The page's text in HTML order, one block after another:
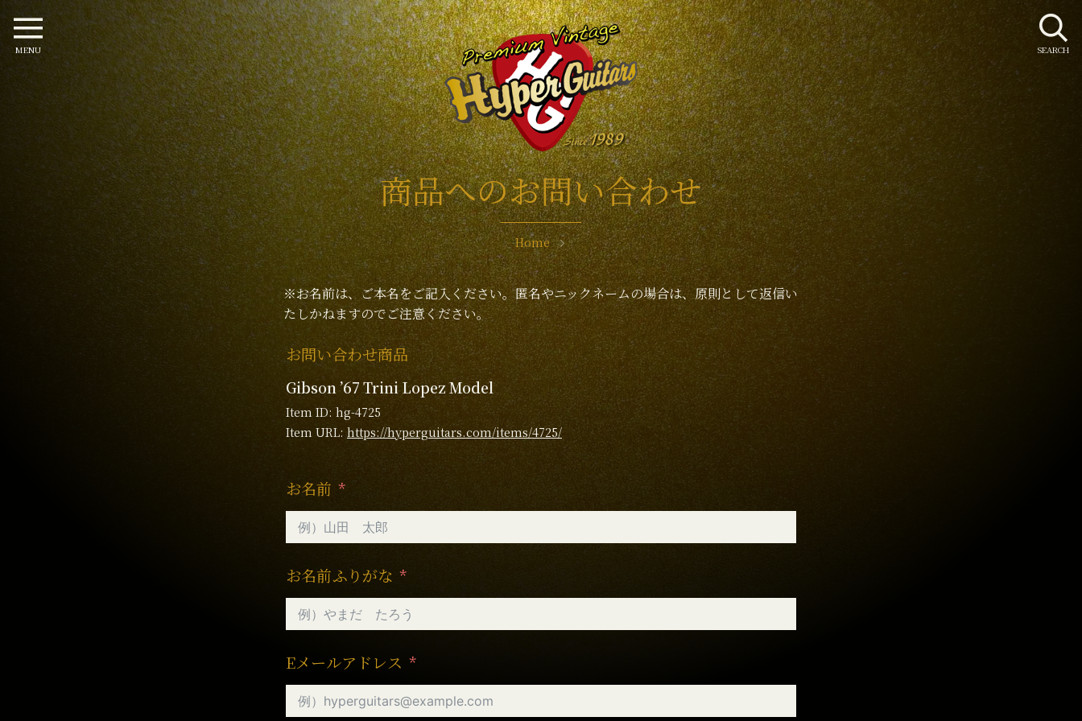
商品へのお問い合わせ
Home
※お名前は、ご本名をご記入ください。匿名やニックネームの場合は、原則として返信い
たしかねますのでご注意ください。
お問い合わせ商品
Gibson ’67 Trini Lopez Model
Item ID: hg-4725
Item URL: https://hyperguitars.com/items/4725/
お名前
お名前ふりがな
Eメールアドレス
SEARCH
MENU